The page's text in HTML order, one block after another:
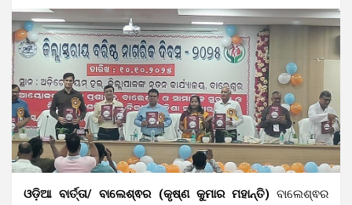
ଓଡ଼ିଆ ବାର୍ତ୍ତା/ ବାଲେଶ୍ଵର (କୃଷ୍ଣ କୁମାର ମହାନ୍ତି) ବାଲେଶ୍ଵର